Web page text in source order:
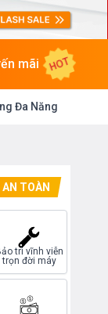
mãi HOT
Đa Năng
TOÀN
trì vĩnh viễn
trọn đời máy